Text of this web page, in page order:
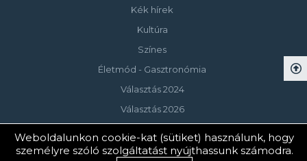
Kék hírek
Kultúra
Színes
Életmód - Gasztronómia
Választás 2024
Választás 2026
© Copyright 2023 Keszthelyi Televízió
Weboldalunkon cookie-kat (sütiket) használunk, hogy
személyre szóló szolgáltatást nyújthassunk számodra.